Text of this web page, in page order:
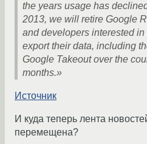
the years usage has
2013, we will retire Google
and developers interested
export their data, including
Google Takeout over the
months.»
Источник
И куда теперь лента
перемещена?